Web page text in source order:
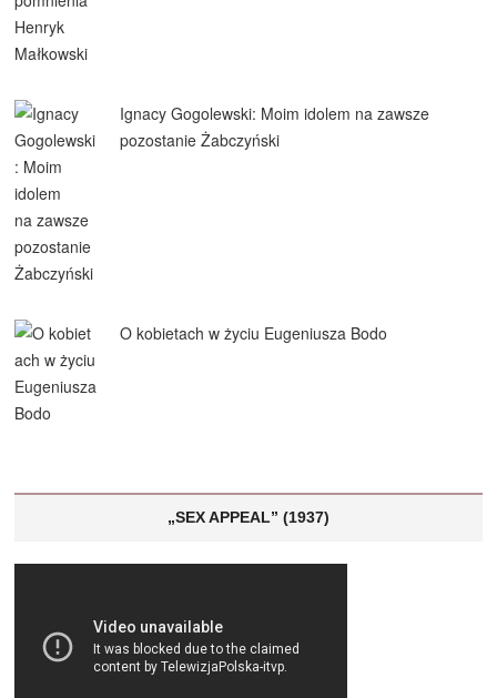
Ignacy Gogolewski: Moim idolem na zawsze
pozostanie Żabczyński
O kobietach w życiu Eugeniusza Bodo
„SEX APPEAL” (1937)